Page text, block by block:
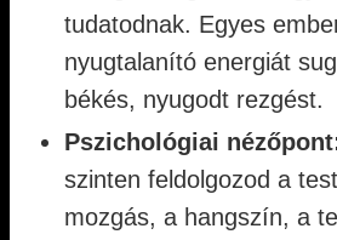
tudatodnak. Egyes
nyugtalanító energiát
békés, nyugodt rezgést.
Pszichológiai
szinten feldolgozod a
mozgás, a hangszín, a